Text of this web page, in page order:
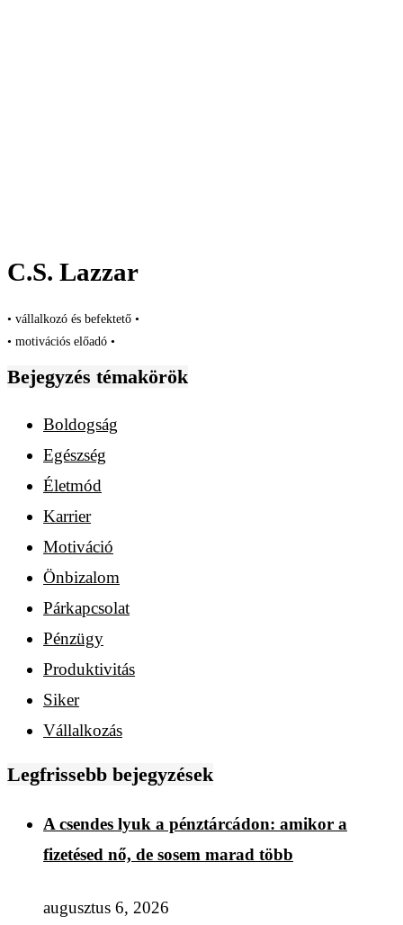
C.S. Lazzar
• vállalkozó és befektető •
• motivációs előadó •
Bejegyzés témakörök
Boldogság
Egészség
Életmód
Karrier
Motiváció
Önbizalom
Párkapcsolat
Pénzügy
Produktivitás
Siker
Vállalkozás
Legfrissebb bejegyzések
A csendes lyuk a pénztárcádon: amikor a
fizetésed nő, de sosem marad több
augusztus 6, 2026